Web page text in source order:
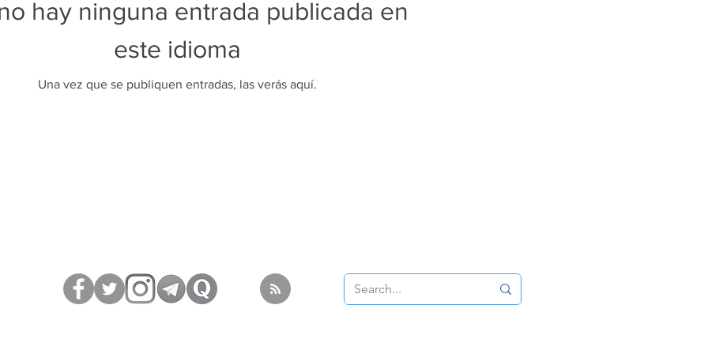
hay ninguna entrada publicada en
este idioma
Una vez que se publiquen entradas, las verás aquí.